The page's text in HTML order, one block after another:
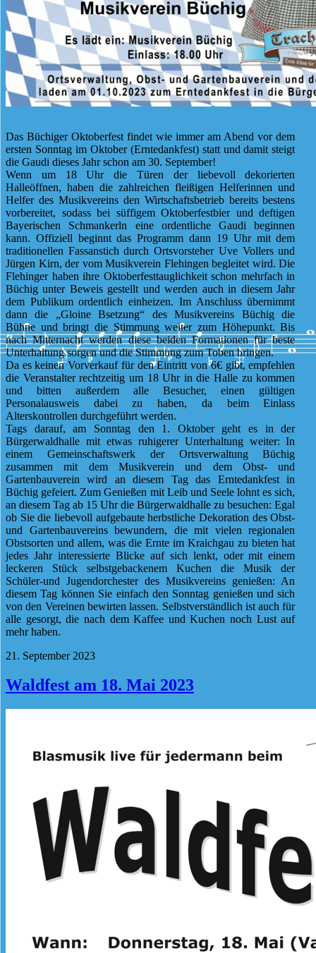
Das Büchiger Oktoberfest findet wie immer am Abend vor dem
ersten Sonntag im Oktober (Erntedankfest) statt und damit steigt
die Gaudi dieses Jahr schon am 30. September!
Wenn um 18 Uhr die Türen der liebevoll dekorierten
Halleöffnen, haben die zahlreichen fleißigen Helferinnen und
Helfer des Musikvereins den Wirtschaftsbetrieb bereits bestens
vorbereitet, sodass bei süffigem Oktoberfestbier und deftigen
Bayerischen Schmankerln eine ordentliche Gaudi beginnen
kann. Offiziell beginnt das Programm dann 19 Uhr mit dem
traditionellen Fassanstich durch Ortsvorsteher Uve Vollers und
Jürgen Kirn, der vom Musikverein Flehingen begleitet wird. Die
Flehinger haben ihre Oktoberfesttauglichkeit schon mehrfach in
Büchig unter Beweis gestellt und werden auch in diesem Jahr
dem Publikum ordentlich einheizen. Im Anschluss übernimmt
dann die „Gloine Bsetzung“ des Musikvereins Büchig die
Bühne und bringt die Stimmung weiter zum Höhepunkt. Bis
nach Mitternacht werden diese beiden Formationen für beste
Unterhaltung sorgen und die Stimmung zum Toben bringen.
Da es keinen Vorverkauf für den Eintritt von 6€ gibt, empfehlen
die Veranstalter rechtzeitig um 18 Uhr in die Halle zu kommen
und bitten außerdem alle Besucher, einen gültigen
Personalausweis dabei zu haben, da beim Einlass
Alterskontrollen durchgeführt werden.
Tags darauf, am Sonntag den 1. Oktober geht es in der
Bürgerwaldhalle mit etwas ruhigerer Unterhaltung weiter: In
einem Gemeinschaftswerk der Ortsverwaltung Büchig
zusammen mit dem Musikverein und dem Obst- und
Gartenbauverein wird an diesem Tag das Erntedankfest in
Büchig gefeiert. Zum Genießen mit Leib und Seele lohnt es sich,
an diesem Tag ab 15 Uhr die Bürgerwaldhalle zu besuchen: Egal
ob Sie die liebevoll aufgebaute herbstliche Dekoration des Obst-
und Gartenbauvereins bewundern, die mit vielen regionalen
Obstsorten und allem, was die Ernte im Kraichgau zu bieten hat
jedes Jahr interessierte Blicke auf sich lenkt, oder mit einem
leckeren Stück selbstgebackenem Kuchen die Musik der
Schüler-und Jugendorchester des Musikvereins genießen: An
diesem Tag können Sie einfach den Sonntag genießen und sich
von den Vereinen bewirten lassen. Selbstverständlich ist auch für
alle gesorgt, die nach dem Kaffee und Kuchen noch Lust auf
mehr haben.
21. September 2023
Waldfest am 18. Mai 2023